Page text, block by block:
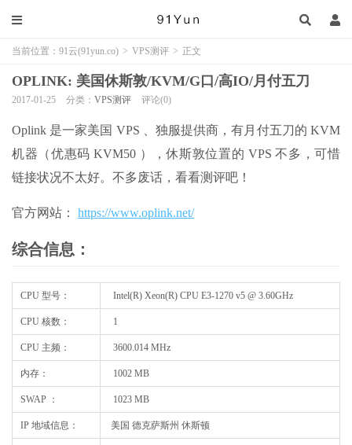
当前位置： 91云(91yun.co) > VPS测评 > 正文
OPLINK: 美国休斯敦/KVM/G口/高IO/月付五刀
2017-01-25 分类： VPS测评 评论(0)
Oplink 是一家美国 VPS 、独服提供商，有月付五刀的 KVM
机器（优惠码 KVM50 ），休斯敦位置的 VPS 不多，可惜
链接状况不太好。不多废话，看看测评吧！
官方网站： https://www.oplink.net/
综合信息：
CPU 型号： Intel(R) Xeon(R) CPU E3-1270 v5 @ 3.60GHz
CPU 核数： 1
CPU 主频： 3600.014 MHz
内存： 1002 MB
SWAP ： 1023 MB
IP 地域信息： 美国 德克萨斯州 休斯顿